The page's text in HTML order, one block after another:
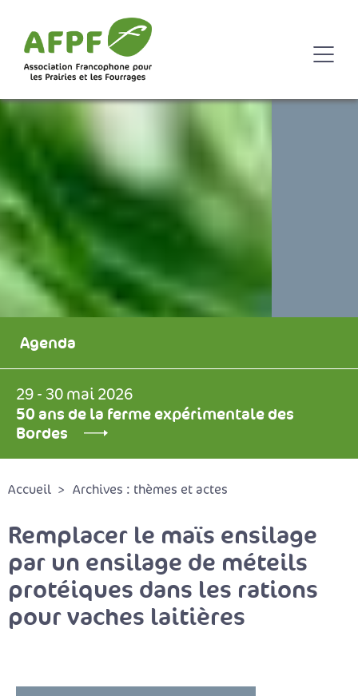
Agenda
29 - 30 mai 2026
50 ans de la ferme expérimentale des
Bordes
Accueil Archives : thèmes et actes
Remplacer le maïs ensilage
par un ensilage de méteils
protéiques dans les rations
pour vaches laitières